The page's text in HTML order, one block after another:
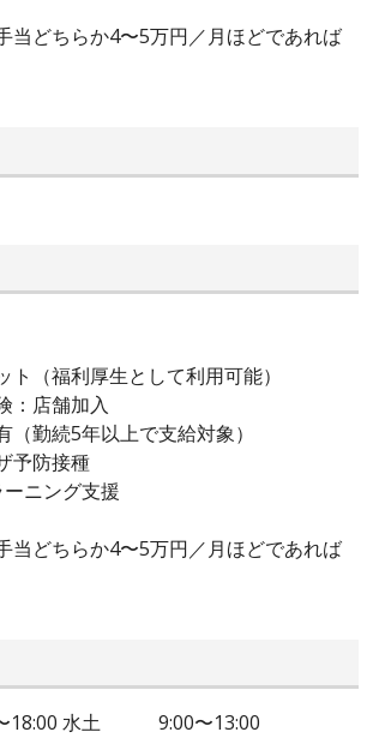
当どちらか4〜5万円／月ほどであれば
ト（福利厚生として利用可能）
：店舗加入
（勤続5年以上で支給対象）
予防接種
ーニング支援
当どちらか4〜5万円／月ほどであれば
18:00 水土 9:00〜13:00